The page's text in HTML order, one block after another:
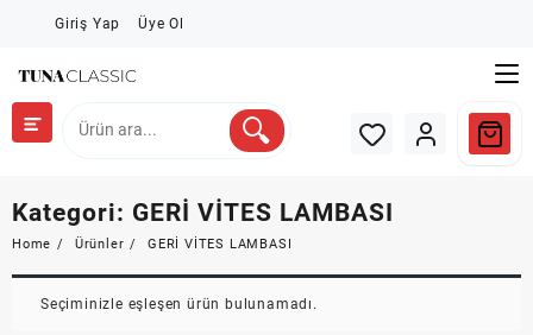
Giriş Yap Üye Ol
Kategori: GERİ VİTES LAMBASI
Home Ürünler GERİ VİTES LAMBASI
Seçiminizle eşleşen ürün bulunamadı.